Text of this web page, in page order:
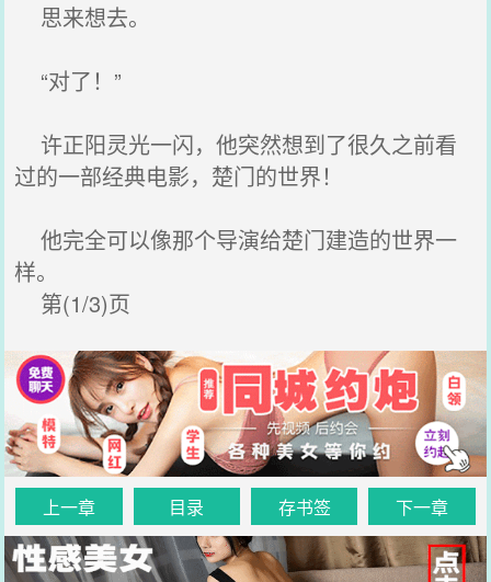
思来想去。
“对了！”
许正阳灵光一闪，他突然想到了很久之前看
过的一部经典电影，楚门的世界！
他完全可以像那个导演给楚门建造的世界一
样。
第(1/3)页
上一章 目录 存书签 下一章